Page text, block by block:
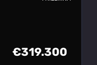
€319.300